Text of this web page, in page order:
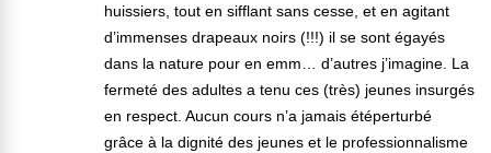
huissiers, tout en sifflant sans cesse, et en agitant
d’immenses drapeaux noirs (!!!) il se sont égayés
dans la nature pour en emm… d’autres j’imagine. La
fermeté des adultes a tenu ces (très) jeunes insurgés
en respect. Aucun cours n’a jamais étéperturbé
grâce à la dignité des jeunes et le professionnalisme